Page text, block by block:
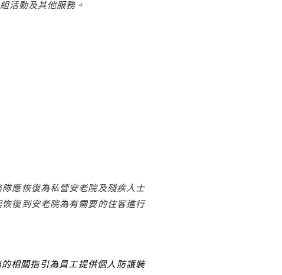
活動及其他服務。
應恢復為私營安老院及殘疾人士
復到安老院為有需要的住客進行
相關指引為員工提供個人防護裝